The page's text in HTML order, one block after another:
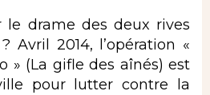
le drame des deux rives
Avril 2014, l’opération «
» (La gifle des aînés) est
pour lutter contre la